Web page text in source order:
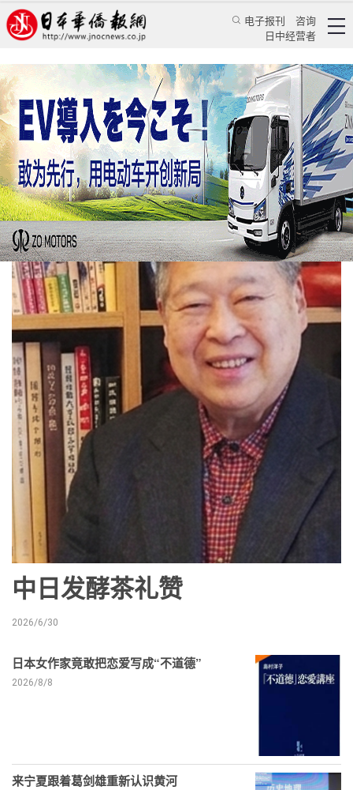
电子报刊
咨询
日中经营者
中日发酵茶礼赞
2026/6/30
日本女作家竟敢把恋爱写成“不道德”
2026/8/8
来宁夏跟着葛剑雄重新认识黄河